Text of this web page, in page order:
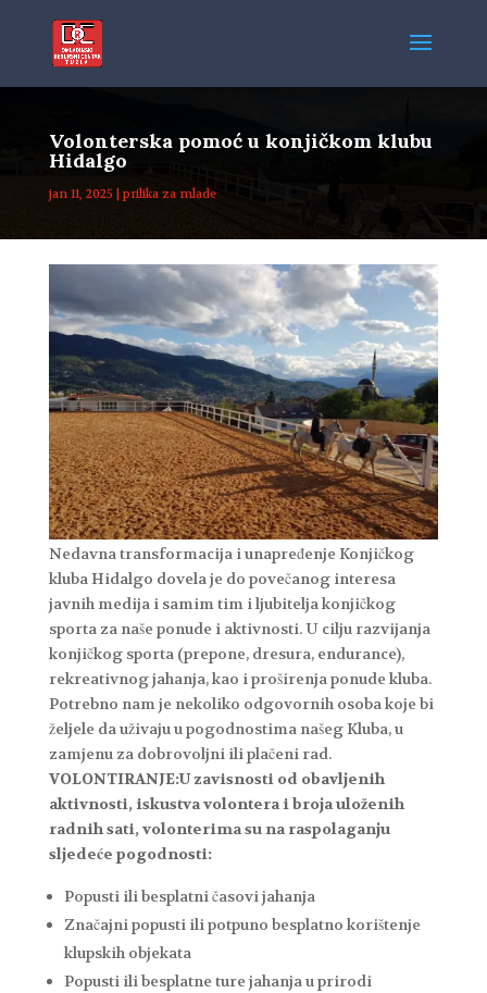
Volonterska pomoć u konjičkom klubu
Hidalgo
jan 11, 2025 |prilika za mlade
Nedavna transformacija i unapređenje Konjičkog
kluba Hidalgo dovela je do povečanog interesa
javnih medija i samim tim i ljubitelja konjičkog
sporta za naše ponude i aktivnosti. U cilju razvijanja
konjičkog sporta (prepone, dresura, endurance),
rekreativnog jahanja, kao i proširenja ponude kluba.
Potrebno nam je nekoliko odgovornih osoba koje bi
željele da uživaju u pogodnostima našeg Kluba, u
zamjenu za dobrovoljni ili plačeni rad.
VOLONTIRANJE:U zavisnosti od obavljenih
aktivnosti, iskustva volontera i broja uloženih
radnih sati, volonterima su na raspolaganju
sljedeće pogodnosti:
Popusti ili besplatni časovi jahanja
Značajni popusti ili potpuno besplatno korištenje
klupskih objekata
Popusti ili besplatne ture jahanja u prirodi